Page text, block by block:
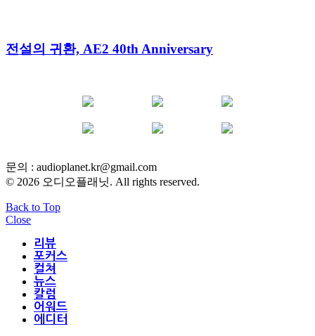
전설의 귀환, AE2 40th Anniversary
문의 : audioplanet.kr@gmail.com
© 2026 오디오플래닛. All rights reserved.
Back to Top
Close
리뷰
포커스
컬쳐
뉴스
칼럼
어워드
에디터